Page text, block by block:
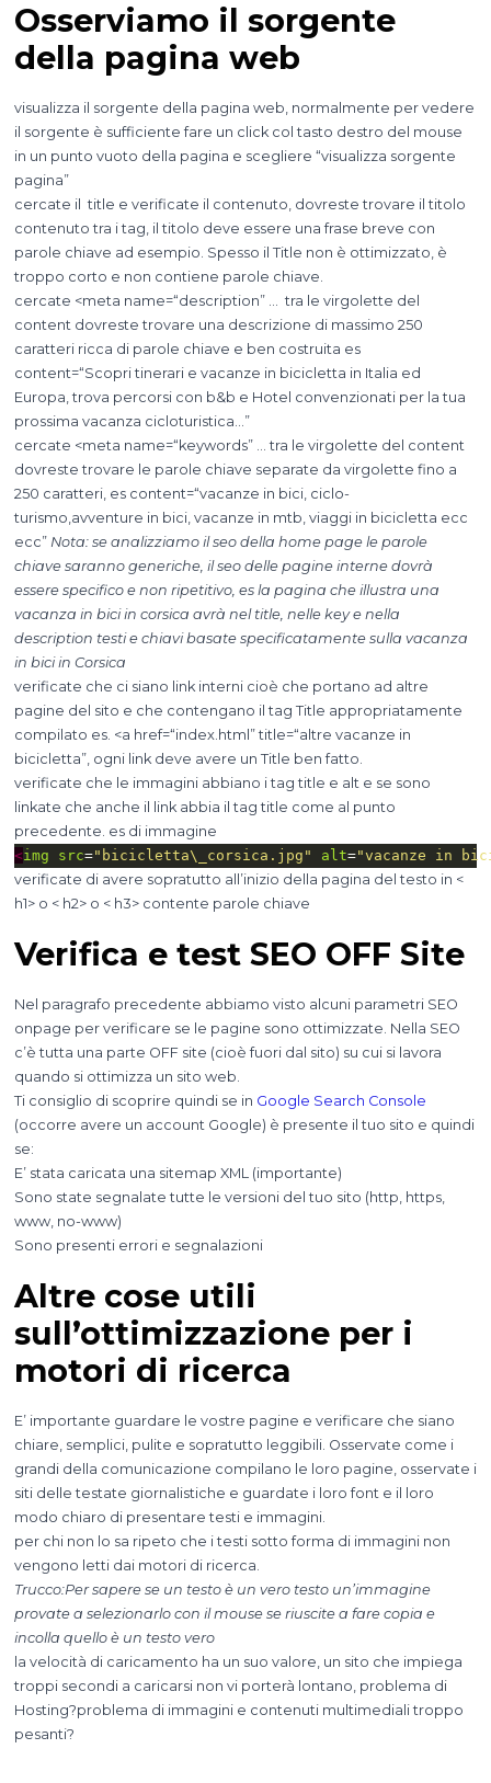
Osserviamo il sorgente
della pagina web
visualizza il sorgente della pagina web, normalmente per vedere
il sorgente è sufficiente fare un click col tasto destro del mouse
in un punto vuoto della pagina e scegliere “visualizza sorgente
pagina”
cercate il title e verificate il contenuto, dovreste trovare il titolo
contenuto tra i tag, il titolo deve essere una frase breve con
parole chiave ad esempio. Spesso il Title non è ottimizzato, è
troppo corto e non contiene parole chiave.
cercate <meta name=“description” … tra le virgolette del
content dovreste trovare una descrizione di massimo 250
caratteri ricca di parole chiave e ben costruita es
content=“Scopri tinerari e vacanze in bicicletta in Italia ed
Europa, trova percorsi con b&b e Hotel convenzionati per la tua
prossima vacanza cicloturistica…”
cercate <meta name=“keywords” … tra le virgolette del content
dovreste trovare le parole chiave separate da virgolette fino a
250 caratteri, es content=“vacanze in bici, ciclo-
turismo,avventure in bici, vacanze in mtb, viaggi in bicicletta ecc
ecc” Nota: se analizziamo il seo della home page le parole
chiave saranno generiche, il seo delle pagine interne dovrà
essere specifico e non ripetitivo, es la pagina che illustra una
vacanza in bici in corsica avrà nel title, nelle key e nella
description testi e chiavi basate specificatamente sulla vacanza
in bici in Corsica
verificate che ci siano link interni cioè che portano ad altre
pagine del sito e che contengano il tag Title appropriatamente
compilato es. <a href=“index.html” title=“altre vacanze in
bicicletta”, ogni link deve avere un Title ben fatto.
verificate che le immagini abbiano i tag title e alt e se sono
linkate che anche il link abbia il tag title come al punto
precedente. es di immagine
<img src="bicicletta\_corsica.jpg" alt="vacanze in
verificate di avere sopratutto all’inizio della pagina del testo in <
h1> o < h2> o < h3> contente parole chiave
Verifica e test SEO OFF Site
Nel paragrafo precedente abbiamo visto alcuni parametri SEO
onpage per verificare se le pagine sono ottimizzate. Nella SEO
c’è tutta una parte OFF site (cioè fuori dal sito) su cui si lavora
quando si ottimizza un sito web.
Ti consiglio di scoprire quindi se in Google Search Console
(occorre avere un account Google) è presente il tuo sito e quindi
se:
E’ stata caricata una sitemap XML (importante)
Sono state segnalate tutte le versioni del tuo sito (http, https,
www, no-www)
Sono presenti errori e segnalazioni
Altre cose utili
sull’ottimizzazione per i
motori di ricerca
E’ importante guardare le vostre pagine e verificare che siano
chiare, semplici, pulite e sopratutto leggibili. Osservate come i
grandi della comunicazione compilano le loro pagine, osservate i
siti delle testate giornalistiche e guardate i loro font e il loro
modo chiaro di presentare testi e immagini.
per chi non lo sa ripeto che i testi sotto forma di immagini non
vengono letti dai motori di ricerca.
Trucco:Per sapere se un testo è un vero testo un’immagine
provate a selezionarlo con il mouse se riuscite a fare copia e
incolla quello è un testo vero
la velocità di caricamento ha un suo valore, un sito che impiega
troppi secondi a caricarsi non vi porterà lontano, problema di
Hosting?problema di immagini e contenuti multimediali troppo
pesanti?